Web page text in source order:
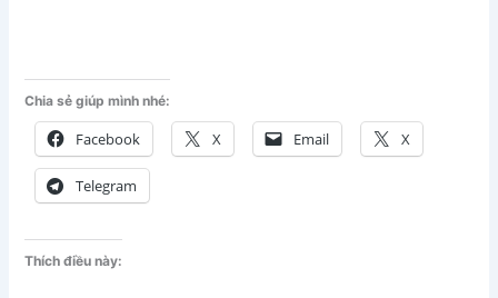
Chia sẻ giúp mình nhé:
Facebook X Email X
Telegram
Thích điều này: